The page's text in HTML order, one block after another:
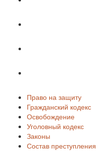
Право на защиту
Гражданский кодекс
Освобождение
Уголовный кодекс
Законы
Состав преступления